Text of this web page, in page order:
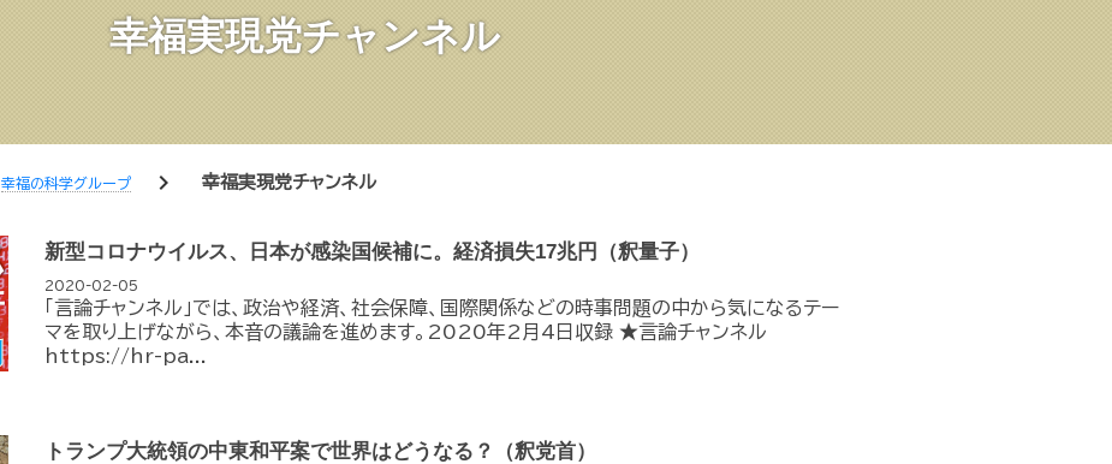
幸福実現党チャンネル
幸福の科学グループ chevron_right 幸福実現党チャンネル
新型コロナウイルス、日本が感染国候補に。経済損失17兆円（釈量子）
2020-02-05
「言論チャンネル」では、政治や経済、社会保障、国際関係などの時事問題の中から気になるテー
マを取り上げながら、本音の議論を進めます。2020年2月4日収録 ★言論チャンネル
https://hr-pa...
トランプ大統領の中東和平案で世界はどうなる？（釈党首）